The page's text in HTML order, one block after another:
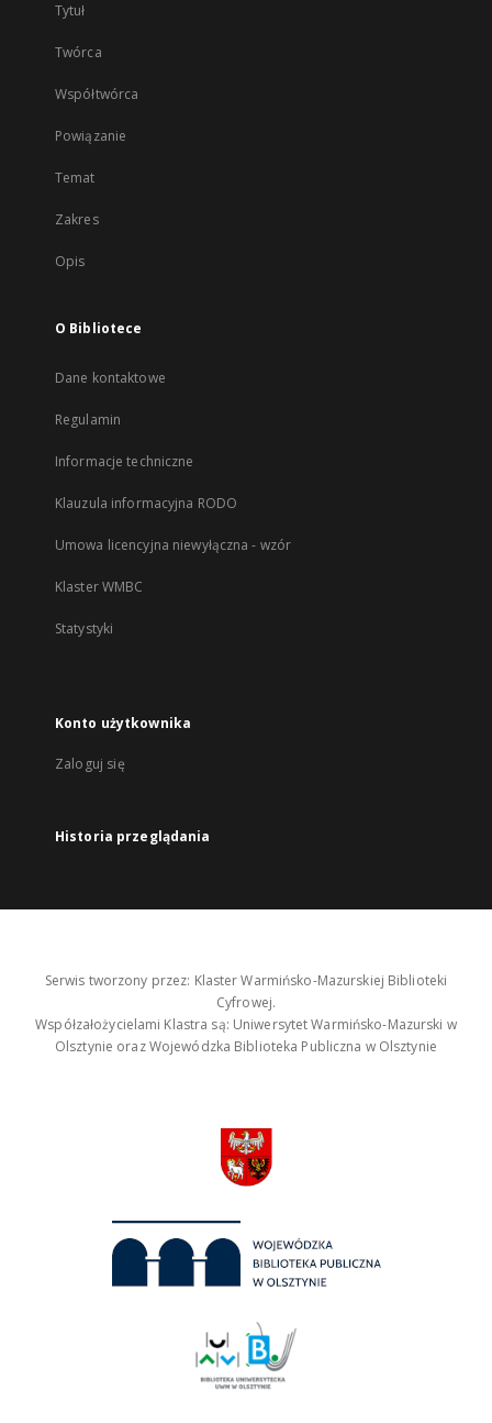
Tytuł
Twórca
Współtwórca
Powiązanie
Temat
Zakres
Opis
O Bibliotece
Dane kontaktowe
Regulamin
Informacje techniczne
Klauzula informacyjna RODO
Umowa licencyjna niewyłączna - wzór
Klaster WMBC
Statystyki
Konto użytkownika
Zaloguj się
Historia przeglądania
Serwis tworzony przez: Klaster Warmińsko-Mazurskiej Biblioteki
Cyfrowej.
Współzałożycielami Klastra są: Uniwersytet Warmińsko-Mazurski w
Olsztynie oraz Wojewódzka Biblioteka Publiczna w Olsztynie